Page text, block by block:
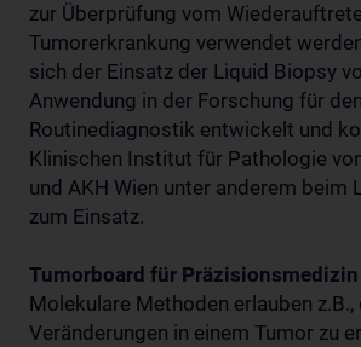
zur Überprüfung vom
Tumorerkrankung verwendet
sich der Einsatz der Liquid Biopsy
Anwendung in der Forschung für
Routinediagnostik entwickelt und
Klinischen Institut für Pathologie
und AKH Wien unter anderem beim
zum Einsatz.
Tumorboard für Präzisionsmedizin
Molekulare Methoden erlauben z.B.,
Veränderungen in einem Tumor zu